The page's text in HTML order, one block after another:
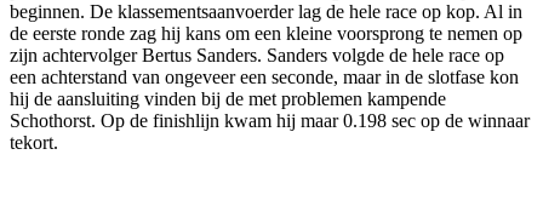
beginnen. De klassementsaanvoerder lag de hele race op kop. Al in
de eerste ronde zag hij kans om een kleine voorsprong te nemen op
zijn achtervolger Bertus Sanders. Sanders volgde de hele race op
een achterstand van ongeveer een seconde, maar in de slotfase kon
hij de aansluiting vinden bij de met problemen kampende
Schothorst. Op de finishlijn kwam hij maar 0.198 sec op de winnaar
tekort.